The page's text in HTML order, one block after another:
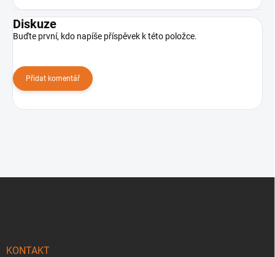
Diskuze
Buďte první, kdo napíše příspěvek k této položce.
Přidat komentář
KONTAKT